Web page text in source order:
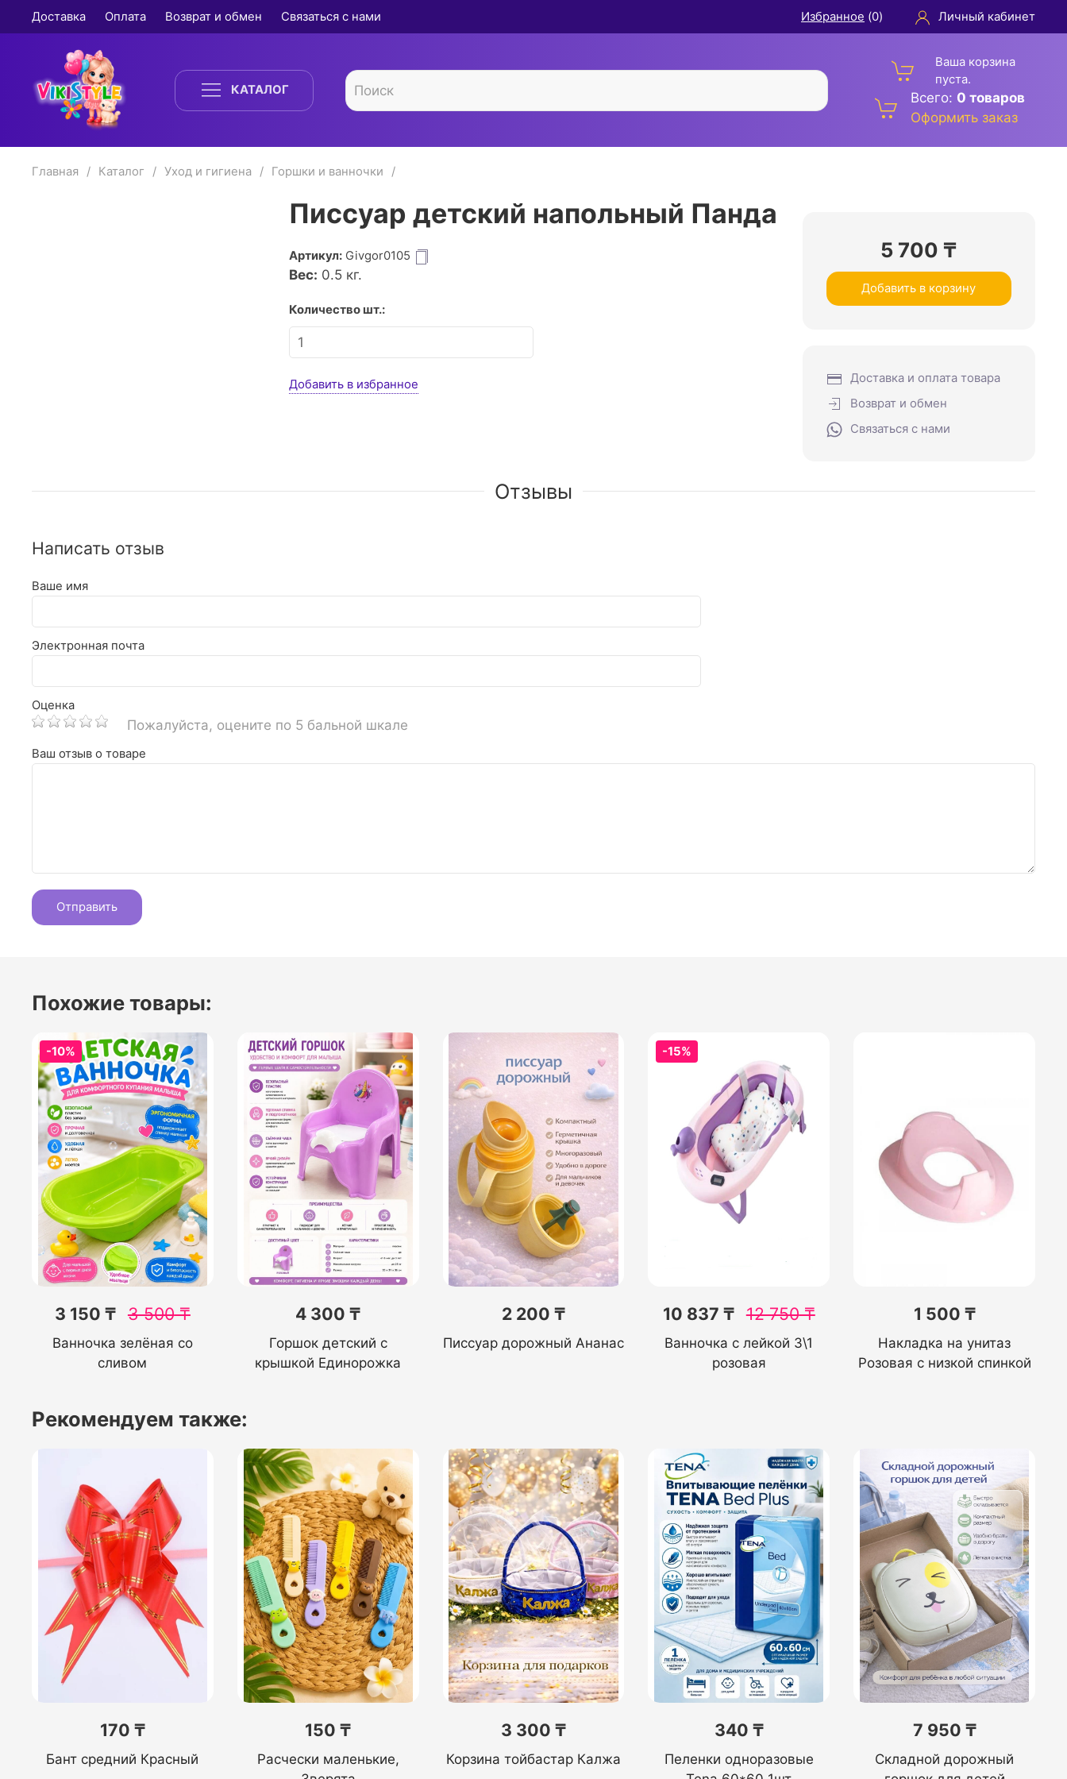
Доставка Оплата Возврат и обмен Связаться с нами Избранное (0) Личный кабинет
КАТАЛОГ
Ваша корзина
пуста.
Всего: 0 товаров
Оформить заказ
Главная Каталог Уход и гигиена Горшки и ванночки
Писсуар детский напольный Панда
Артикул: Givgor0105
Вес: 0.5кг.
Количество шт.:
Добавить в избранное
5 700 ₸
Добавить в корзину
Доставка и оплата товара
Возврат и обмен
Связаться с нами
Отзывы
Написать отзыв
Ваше имя
Электронная почта
Оценка
Пожалуйста, оцените по 5 бальной шкале
Ваш отзыв о товаре
Похожие товары:
-10%
3 150 ₸ 3 500₸
Ванночка зелёная со
сливом
4 300 ₸
Горшок детский с
крышкой Единорожка
2 200 ₸
Писсуар дорожный Ананас
-15%
10 837 ₸ 12 750₸
Ванночка с лейкой 3\1
розовая
1 500 ₸
Накладка на унитаз
Розовая с низкой спинкой
Рекомендуем также:
170 ₸
Бант средний Красный
150 ₸
Расчески маленькие,
3 300 ₸
Корзина тойбастар Калжа
340 ₸
Пеленки одноразовые
7 950 ₸
Складной дорожный